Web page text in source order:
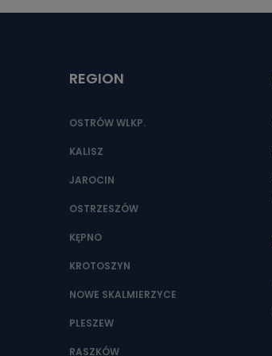
pod adresem:
REGION
OSTRÓW WLKP.
KALISZ
JAROCIN
OSTRZESZÓW
KĘPNO
KROTOSZYN
NOWE SKALMIERZYCE
PLESZEW
RASZKÓW